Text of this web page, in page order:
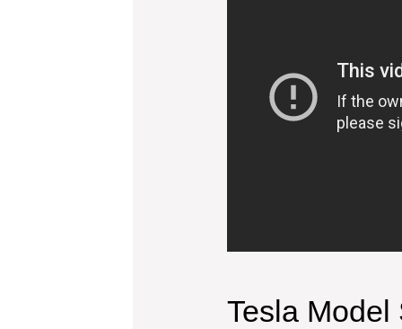
Tesla Model